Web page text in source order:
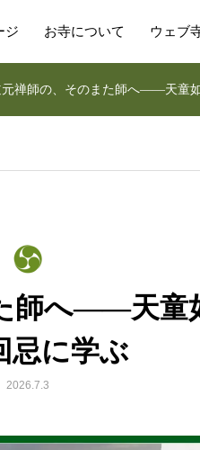
ジ お寺について ウェブ
元禅師の、そのまた師へ——天童
師へ——天童
忌に学ぶ
2026.7.3